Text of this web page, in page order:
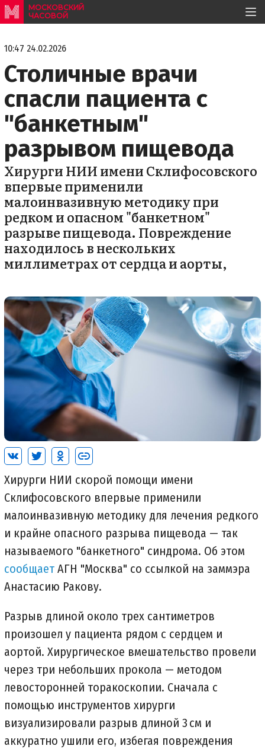
МОСКОВСКИЙ
ЧАСОВОЙ
10:47 24.02.2026
Столичные врачи
спасли пациента с
"банкетным"
разрывом пищевода
Хирурги НИИ имени Склифосовского
впервые применили
малоинвазивную методику при
редком и опасном "банкетном"
разрыве пищевода. Повреждение
находилось в нескольких
миллиметрах от сердца и аорты,
Хирурги НИИ скорой помощи имени
Склифосовского впервые применили
малоинвазивную методику для лечения редкого
и крайне опасного разрыва пищевода — так
называемого "банкетного" синдрома. Об этом
сообщает АГН "Москва" со ссылкой на заммэра
Анастасию Ракову.
Разрыв длиной около трех сантиметров
произошел у пациента рядом с сердцем и
аортой. Хирургическое вмешательство провели
через три небольших прокола — методом
левосторонней торакоскопии. Сначала с
помощью инструментов хирурги
визуализировали разрыв длиной 3 см и
аккуратно ушили его, избегая повреждения